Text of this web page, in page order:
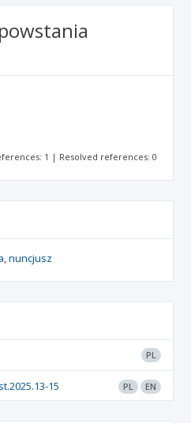
1 | Resolved references: 0
nuncjusz
PL
15 PL EN